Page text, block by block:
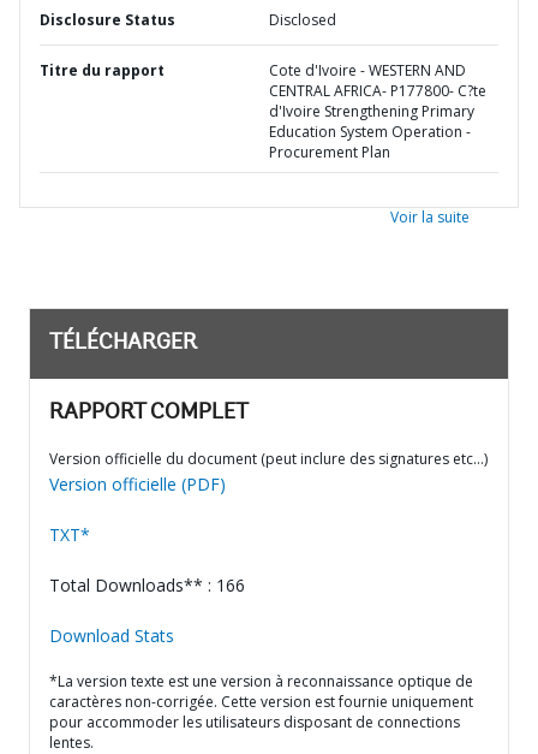
Disclosure Status Disclosed
Titre du rapport
Cote d'Ivoire - WESTERN AND
CENTRAL AFRICA- P177800- C?te
d'Ivoire Strengthening Primary
Education System Operation -
Procurement Plan
Voir la suite
TÉLÉCHARGER
RAPPORT COMPLET
Version officielle du document (peut inclure des signatures etc…)
Version officielle (PDF)
TXT*
Total Downloads** : 166
Download Stats
*La version texte est une version à reconnaissance optique de
caractères non-corrigée. Cette version est fournie uniquement
pour accommoder les utilisateurs disposant de connections
lentes.